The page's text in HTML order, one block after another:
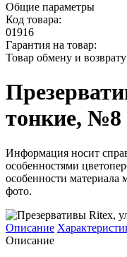
Общие параметры
Код товара:
01916
Гарантия на товар:
Товар обмену и
тонкие, №8
Информация носит
особенностями
особенности материала
фото.
Описание
Описание